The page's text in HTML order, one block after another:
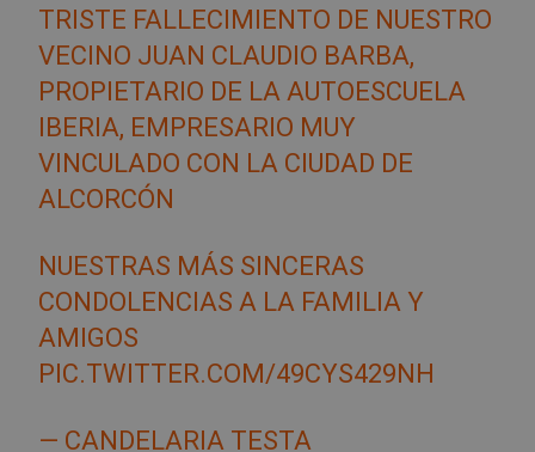
TRISTE FALLECIMIENTO DE NUESTRO
VECINO JUAN CLAUDIO BARBA,
PROPIETARIO DE LA AUTOESCUELA
IBERIA, EMPRESARIO MUY
VINCULADO CON LA CIUDAD DE
ALCORCÓN
NUESTRAS MÁS SINCERAS
CONDOLENCIAS A LA FAMILIA Y
AMIGOS
PIC.TWITTER.COM/49CYS429NH
— CANDELARIA TESTA